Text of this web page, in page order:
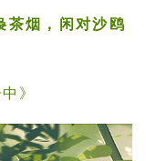
茶烟 ，闲对沙鸥
》